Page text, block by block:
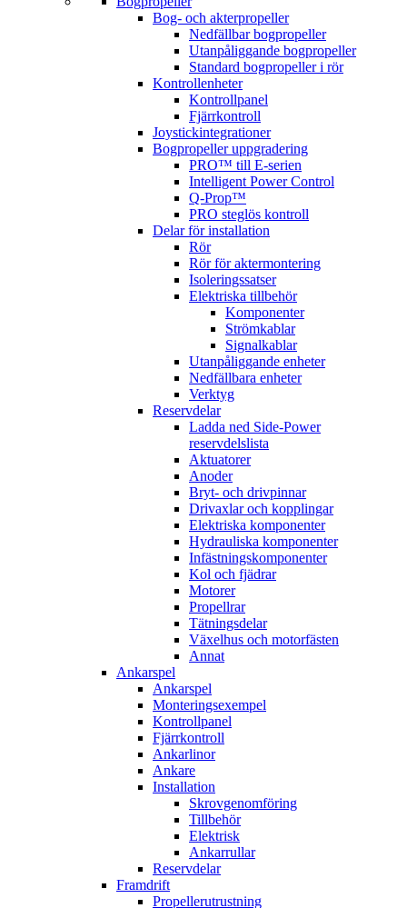
Bog- och akterpropeller
Nedfällbar bogpropeller
Utanpåliggande bogpropeller
Standard bogpropeller i rör
Kontrollenheter
Kontrollpanel
Fjärrkontroll
Joystickintegrationer
Bogpropeller uppgradering
PRO™ till E-serien
Intelligent Power Control
Q-Prop™
PRO steglös kontroll
Delar för installation
Rör
Rör för aktermontering
Isoleringssatser
Elektriska tillbehör
Komponenter
Strömkablar
Signalkablar
Utanpåliggande enheter
Nedfällbara enheter
Verktyg
Reservdelar
Ladda ned Side-Power
reservdelslista
Aktuatorer
Anoder
Bryt- och drivpinnar
Drivaxlar och kopplingar
Elektriska komponenter
Hydrauliska komponenter
Infästningskomponenter
Kol och fjädrar
Motorer
Propellrar
Tätningsdelar
Växelhus och motorfästen
Annat
Ankarspel
Ankarspel
Monteringsexempel
Kontrollpanel
Fjärrkontroll
Ankarlinor
Ankare
Installation
Skrovgenomföring
Tillbehör
Elektrisk
Ankarrullar
Reservdelar
Framdrift
Propellerutrustning